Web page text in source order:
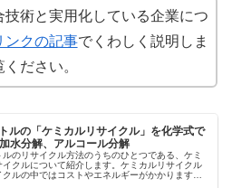
技術と実用化している企業につ
ンクの記事でくわしく説明しま
ださい。
ルの「ケミカルリサイクル」を化学式で
水分解、アルコール分解
ルのリサイクル方法のうちのひとつである、ケミ
イクルについて紹介します。ケミカルリサイクル
クルの中ではコストやエネルギーがかかります